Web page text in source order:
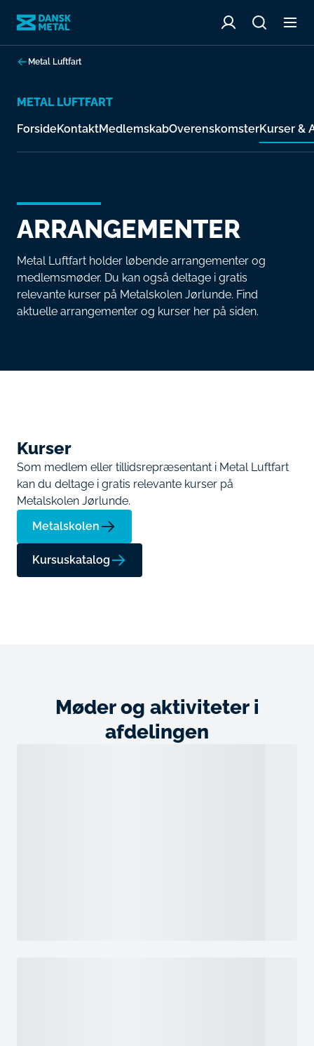
Metal Luftfart
METAL LUFTFART
ForsideKontaktMedlemskabOverenskomsterKurser &
ARRANGEMENTER
Metal Luftfart holder løbende arrangementer og
medlemsmøder. Du kan også deltage i gratis
relevante kurser på Metalskolen Jørlunde. Find
aktuelle arrangementer og kurser her på siden.
Kurser
Som medlem eller tillidsrepræsentant i Metal Luftfart
kan du deltage i gratis relevante kurser på
Metalskolen Jørlunde.
Metalskolen
Kursuskatalog
Møder og aktiviteter i
afdelingen